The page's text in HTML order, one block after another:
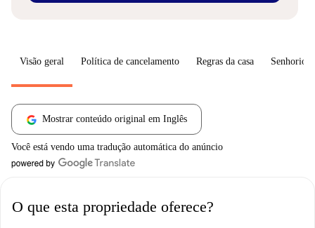
Visão geral Política de cancelamento Regras da casa Senhorio
Mostrar conteúdo original em Inglês
Você está vendo uma tradução automática do anúncio
O que esta propriedade oferece?